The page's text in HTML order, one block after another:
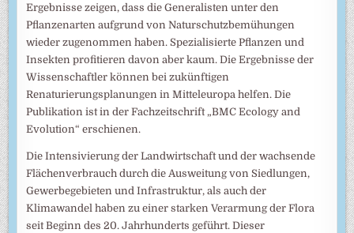
Ergebnisse zeigen, dass die Generalisten unter den
Pflanzenarten aufgrund von Naturschutzbemühungen
wieder zugenommen haben. Spezialisierte Pflanzen und
Insekten profitieren davon aber kaum. Die Ergebnisse der
Wissenschaftler können bei zukünftigen
Renaturierungsplanungen in Mitteleuropa helfen. Die
Publikation ist in der Fachzeitschrift „BMC Ecology and
Evolution“ erschienen.
Die Intensivierung der Landwirtschaft und der wachsende
Flächenverbrauch durch die Ausweitung von Siedlungen,
Gewerbegebieten und Infrastruktur, als auch der
Klimawandel haben zu einer starken Verarmung der Flora
seit Beginn des 20. Jahrhunderts geführt. Dieser